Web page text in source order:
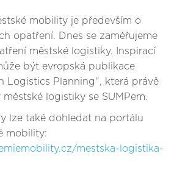
mobility je především o
opatření. Dnes se zaměřujeme
městské logistiky. Inspirací
být evropská publikace
Logistics Planning“, která právě
logistiky se SUMPem.
lze také dohledat na portálu
mobility:
mestska-logistika-